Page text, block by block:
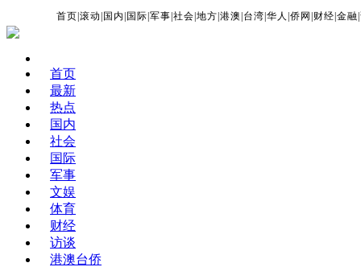
首页 |滚动 国内 国际 |军事 |社会 |地方 |港澳 台湾 |华人 |侨网 财经 |金融 |
首页
最新
热点
国内
社会
国际
军事
文娱
体育
财经
访谈
港澳台侨